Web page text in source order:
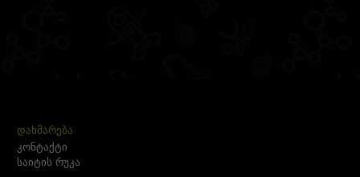
ᲓᲐᲮᲛᲐᲠᲔᲑᲐ
კონტაქტი
საიტის რუკა